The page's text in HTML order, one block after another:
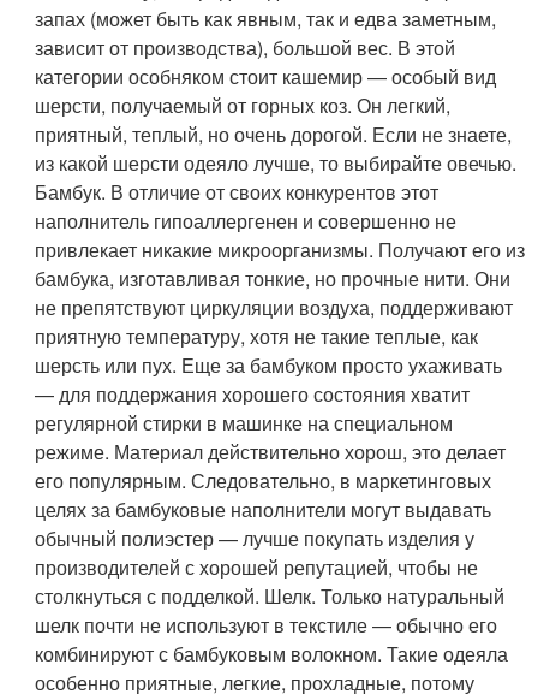
запах (может быть как явным, так и едва заметным,
зависит от производства), большой вес. В этой
категории особняком стоит кашемир — особый вид
шерсти, получаемый от горных коз. Он легкий,
приятный, теплый, но очень дорогой. Если не знаете,
из какой шерсти одеяло лучше, то выбирайте овечью.
Бамбук. В отличие от своих конкурентов этот
наполнитель гипоаллергенен и совершенно не
привлекает никакие микроорганизмы. Получают его из
бамбука, изготавливая тонкие, но прочные нити. Они
не препятствуют циркуляции воздуха, поддерживают
приятную температуру, хотя не такие теплые, как
шерсть или пух. Еще за бамбуком просто ухаживать
— для поддержания хорошего состояния хватит
регулярной стирки в машинке на специальном
режиме. Материал действительно хорош, это делает
его популярным. Следовательно, в маркетинговых
целях за бамбуковые наполнители могут выдавать
обычный полиэстер — лучше покупать изделия у
производителей с хорошей репутацией, чтобы не
столкнуться с подделкой. Шелк. Только натуральный
шелк почти не используют в текстиле — обычно его
комбинируют с бамбуковым волокном. Такие одеяла
особенно приятные, легкие, прохладные, потому